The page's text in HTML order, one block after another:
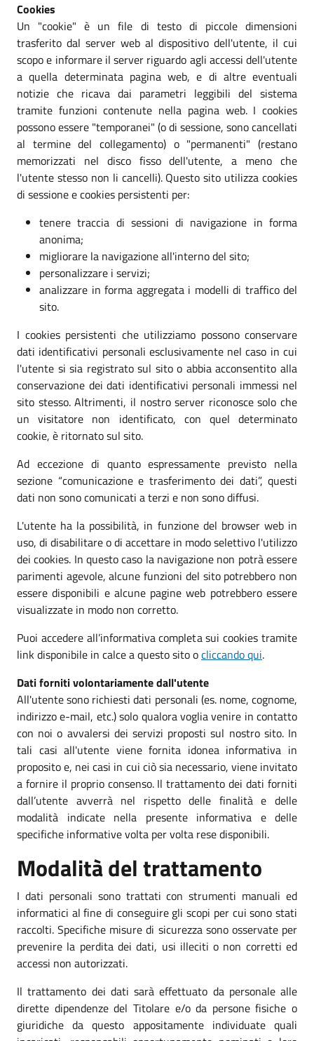
Cookies
Un "cookie" è un file di testo di piccole dimensioni
trasferito dal server web al dispositivo dell'utente, il cui
scopo e informare il server riguardo agli accessi dell'utente
a quella determinata pagina web, e di altre eventuali
notizie che ricava dai parametri leggibili del sistema
tramite funzioni contenute nella pagina web. I cookies
possono essere "temporanei" (o di sessione, sono cancellati
al termine del collegamento) o "permanenti" (restano
memorizzati nel disco fisso dell'utente, a meno che
l'utente stesso non li cancelli). Questo sito utilizza cookies
di sessione e cookies persistenti per:
tenere traccia di sessioni di navigazione in forma
anonima;
migliorare la navigazione all'interno del sito;
personalizzare i servizi;
analizzare in forma aggregata i modelli di traffico del
sito.
I cookies persistenti che utilizziamo possono conservare
dati identificativi personali esclusivamente nel caso in cui
l'utente si sia registrato sul sito o abbia acconsentito alla
conservazione dei dati identificativi personali immessi nel
sito stesso. Altrimenti, il nostro server riconosce solo che
un visitatore non identificato, con quel determinato
cookie, è ritornato sul sito.
Ad eccezione di quanto espressamente previsto nella
sezione “comunicazione e trasferimento dei dati”, questi
dati non sono comunicati a terzi e non sono diffusi.
L'utente ha la possibilità, in funzione del browser web in
uso, di disabilitare o di accettare in modo selettivo l'utilizzo
dei cookies. In questo caso la navigazione non potrà essere
parimenti agevole, alcune funzioni del sito potrebbero non
essere disponibili e alcune pagine web potrebbero essere
visualizzate in modo non corretto.
Puoi accedere all’informativa completa sui cookies tramite
link disponibile in calce a questo sito ocliccando qui.
Dati forniti volontariamente dall'utente
All'utente sono richiesti dati personali (es. nome, cognome,
indirizzo e-mail, etc.) solo qualora voglia venire in contatto
con noi o avvalersi dei servizi proposti sul nostro sito. In
tali casi all'utente viene fornita idonea informativa in
proposito e, nei casi in cui ciò sia necessario, viene invitato
a fornire il proprio consenso. Il trattamento dei dati forniti
dall’utente avverrà nel rispetto delle finalità e delle
modalità indicate nella presente informativa e delle
specifiche informative volta per volta rese disponibili.
Modalità del trattamento
I dati personali sono trattati con strumenti manuali ed
informatici al fine di conseguire gli scopi per cui sono stati
raccolti. Specifiche misure di sicurezza sono osservate per
prevenire la perdita dei dati, usi illeciti o non corretti ed
accessi non autorizzati.
Il trattamento dei dati sarà effettuato da personale alle
dirette dipendenze del Titolare e/o da persone fisiche o
giuridiche da questo appositamente individuate quali